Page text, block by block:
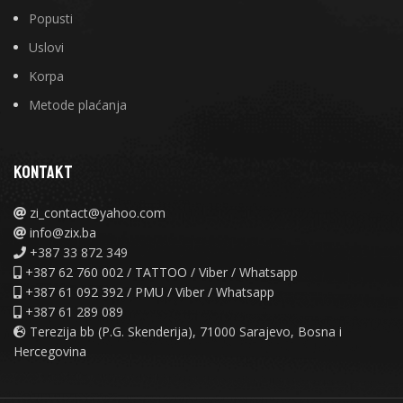
Popusti
Uslovi
Korpa
Metode plaćanja
KONTAKT
zi_contact@yahoo.com
info@zix.ba
+387 33 872 349
+387 62 760 002 / TATTOO / Viber / Whatsapp
+387 61 092 392 / PMU / Viber / Whatsapp
+387 61 289 089
Terezija bb (P.G. Skenderija), 71000 Sarajevo, Bosna i
Hercegovina